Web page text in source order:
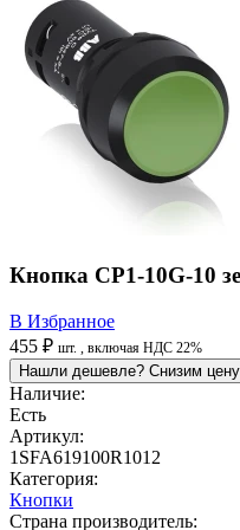
Кнопка CP1-10G-10
В Избранное
455 ₽ шт. , включая НДС 22%
Нашли дешевле? Снизим
Наличие:
Есть
Артикул:
1SFA619100R1012
Категория:
Кнопки
Страна производитель: